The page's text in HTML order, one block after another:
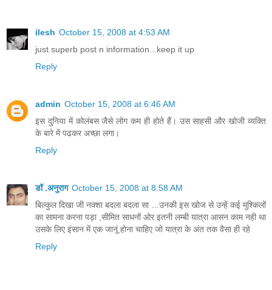
ilesh October 15, 2008 at 4:53 AM
just superb post n information...keep it up
Reply
admin October 15, 2008 at 6:46 AM
इस दुनिया में कोलंबस जैसे लोग कम ही होते हैं। उस साहसी और खोजी व्यक्ति
के बारे में पढकर अच्छा लगा।
Reply
डॉ .अनुराग October 15, 2008 at 8:58 AM
बिल्कुल दिखा जी नक्शा बदला बदला सा ...उनकी इस खोज से उन्हें कई मुश्किलों
का सामना करना पड़ा ,सीमित साधनों ओर इतनी लम्बी यात्रा आसन काम नही था
उसके लिए इंसान में एक जानूं होना चाहिए जो यात्रा के अंत तक वैसा ही रहे
Reply